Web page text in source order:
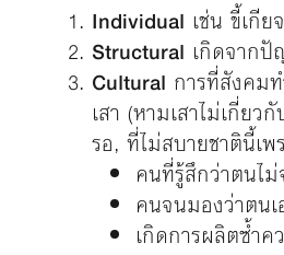
Individual เช่น ขี้เกี
Structural เกิดจากปั
Cultural การที่สังคม
เสา (หามเสาไม่เกี่ย
รอ, ที่ไม่สบายชาตินี้เ
คนที่รู้สึกว่าตนไ
คนจนมองว่าตน
เกิดการผลิตซ้ำ